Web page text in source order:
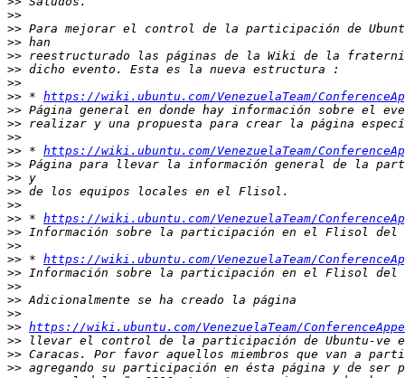
>>
>>
>>
>>
>>
>>
>> * https://wiki.ubuntu.com/VenezuelaTeam/
>>
>>
>>
>> * https://wiki.ubuntu.com/VenezuelaTeam/
>>
>>
>>
>>
>> * https://wiki.ubuntu.com/VenezuelaTeam/
>>
>>
>> * https://wiki.ubuntu.com/VenezuelaTeam/
>>
>>
>>
>>
>> https://wiki.ubuntu.com/VenezuelaTeam/
>>
>>
>>